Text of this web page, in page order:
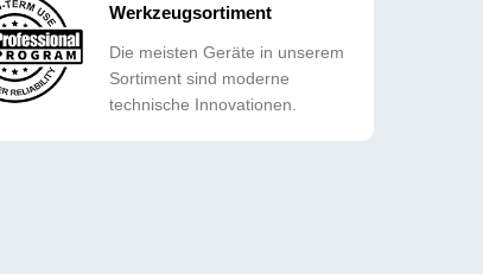
Werkzeugsortiment
Die meisten Geräte in unserem
Sortiment sind moderne
technische Innovationen.